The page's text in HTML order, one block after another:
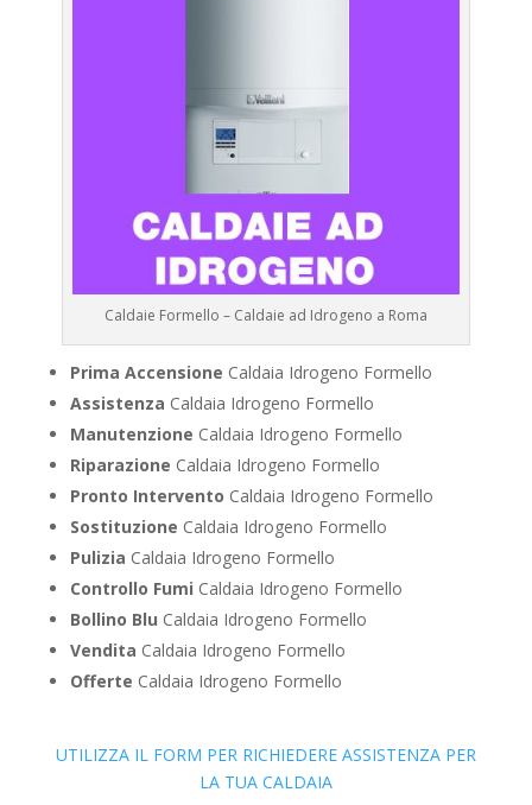
Caldaie Formello – Caldaie ad Idrogeno a Roma
Prima Accensione Caldaia Idrogeno Formello
Assistenza Caldaia Idrogeno Formello
Manutenzione Caldaia Idrogeno Formello
Riparazione Caldaia Idrogeno Formello
Pronto Intervento Caldaia Idrogeno Formello
Sostituzione Caldaia Idrogeno Formello
Pulizia Caldaia Idrogeno Formello
Controllo Fumi Caldaia Idrogeno Formello
Bollino Blu Caldaia Idrogeno Formello
Vendita Caldaia Idrogeno Formello
Offerte Caldaia Idrogeno Formello
UTILIZZA IL FORM PER RICHIEDERE ASSISTENZA PER
LA TUA CALDAIA